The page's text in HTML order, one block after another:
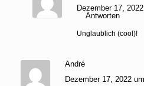
Dezember 17,
Antworten
Unglaublich (cool)!
André
Dezember 17, 2022